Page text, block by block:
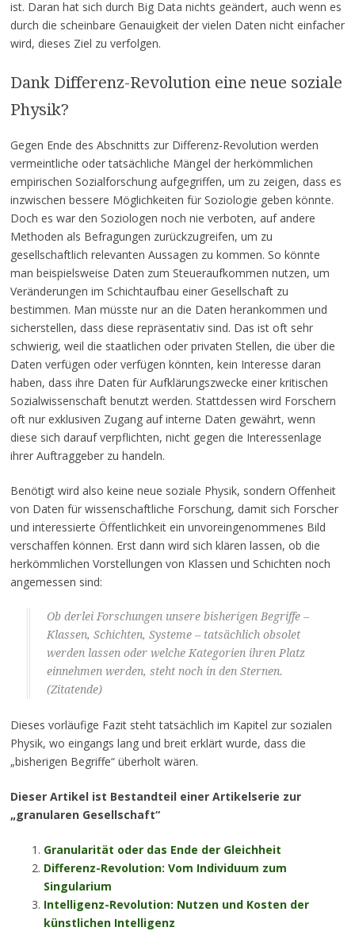
ist. Daran hat sich durch Big Data nichts geändert, auch wenn es
durch die scheinbare Genauigkeit der vielen Daten nicht einfacher
wird, dieses Ziel zu verfolgen.
Dank Differenz-Revolution eine neue soziale
Physik?
Gegen Ende des Abschnitts zur Differenz-Revolution werden
vermeintliche oder tatsächliche Mängel der herkömmlichen
empirischen Sozialforschung aufgegriffen, um zu zeigen, dass es
inzwischen bessere Möglichkeiten für Soziologie geben könnte.
Doch es war den Soziologen noch nie verboten, auf andere
Methoden als Befragungen zurückzugreifen, um zu
gesellschaftlich relevanten Aussagen zu kommen. So könnte
man beispielsweise Daten zum Steueraufkommen nutzen, um
Veränderungen im Schichtaufbau einer Gesellschaft zu
bestimmen. Man müsste nur an die Daten herankommen und
sicherstellen, dass diese repräsentativ sind. Das ist oft sehr
schwierig, weil die staatlichen oder privaten Stellen, die über die
Daten verfügen oder verfügen könnten, kein Interesse daran
haben, dass ihre Daten für Aufklärungszwecke einer kritischen
Sozialwissenschaft benutzt werden. Stattdessen wird Forschern
oft nur exklusiven Zugang auf interne Daten gewährt, wenn
diese sich darauf verpflichten, nicht gegen die Interessenlage
ihrer Auftraggeber zu handeln.
Benötigt wird also keine neue soziale Physik, sondern Offenheit
von Daten für wissenschaftliche Forschung, damit sich Forscher
und interessierte Öffentlichkeit ein unvoreingenommenes Bild
verschaffen können. Erst dann wird sich klären lassen, ob die
herkömmlichen Vorstellungen von Klassen und Schichten noch
angemessen sind:
Ob derlei Forschungen unsere bisherigen Begriffe –
Klassen, Schichten, Systeme – tatsächlich obsolet
werden lassen oder welche Kategorien ihren Platz
einnehmen werden, steht noch in den Sternen.
(Zitatende)
Dieses vorläufige Fazit steht tatsächlich im Kapitel zur sozialen
Physik, wo eingangs lang und breit erklärt wurde, dass die
„bisherigen Begriffe“ überholt wären.
Dieser Artikel ist Bestandteil einer Artikelserie zur
„granularen Gesellschaft“
Granularität oder das Ende der Gleichheit
Differenz-Revolution: Vom Individuum zum
Singularium
Intelligenz-Revolution: Nutzen und Kosten der
künstlichen Intelligenz